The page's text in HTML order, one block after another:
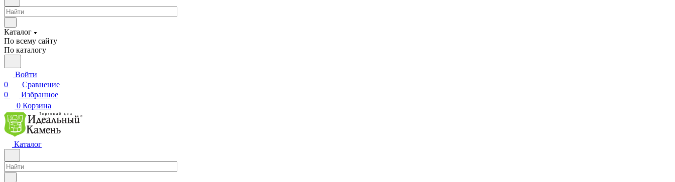
Каталог
По всему сайту
По каталогу
Войти
0
Сравнение
0
Избранное
0 Корзина
Каталог